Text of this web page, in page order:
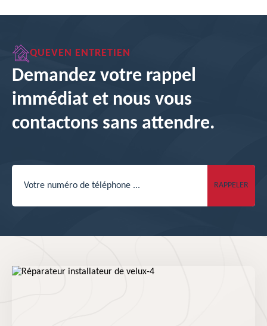
QUEVEN ENTRETIEN
Demandez votre rappel
immédiat et nous vous
contactons sans attendre.